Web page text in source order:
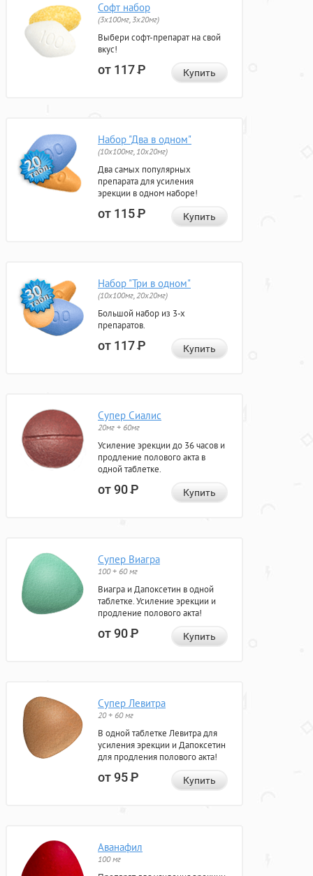
Софт набор
(3x100мг, 3x20мг)
Выбери софт-препарат на свой
вкус!
от 117Р Купить
Набор "Два в одном"
(10x100мг, 10x20мг)
Два самых популярных
препарата для усиления
эрекции в одном наборе!
от 115Р Купить
Набор "Три в одном"
(10x100мг, 20x20мг)
Большой набор из 3-х
препаратов.
от 117Р Купить
Супер Сиалис
20мг + 60мг
Усиление эрекции до 36 часов и
продление полового акта в
одной таблетке.
от 90Р Купить
Супер Виагра
100 + 60 мг
Виагра и Дапоксетин в одной
таблетке. Усиление эрекции и
продление полового акта!
от 90Р Купить
Супер Левитра
20 + 60 мг
В одной таблетке Левитра для
усиления эрекции и Дапоксетин
для продления полового акта!
от 95Р Купить
Аванафил
100 мг